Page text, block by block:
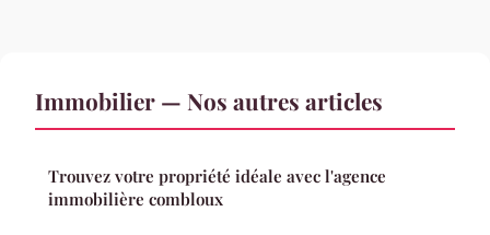
Immobilier — Nos autres articles
Trouvez votre propriété idéale avec l'agence
immobilière combloux